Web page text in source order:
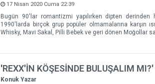
17 Nisan 2020 Cuma 22:39
Bugün 90'lar romantizmi yapılırken dipten
1990'larda birçok grup popüler olmamalarına karşın
Whisky, Mavi Sakal, Pilli Bebek ve geri dönen Moğollar
'REXX'İN KÖŞESİNDE BULUŞALIM MI?'
Konuk Yazar